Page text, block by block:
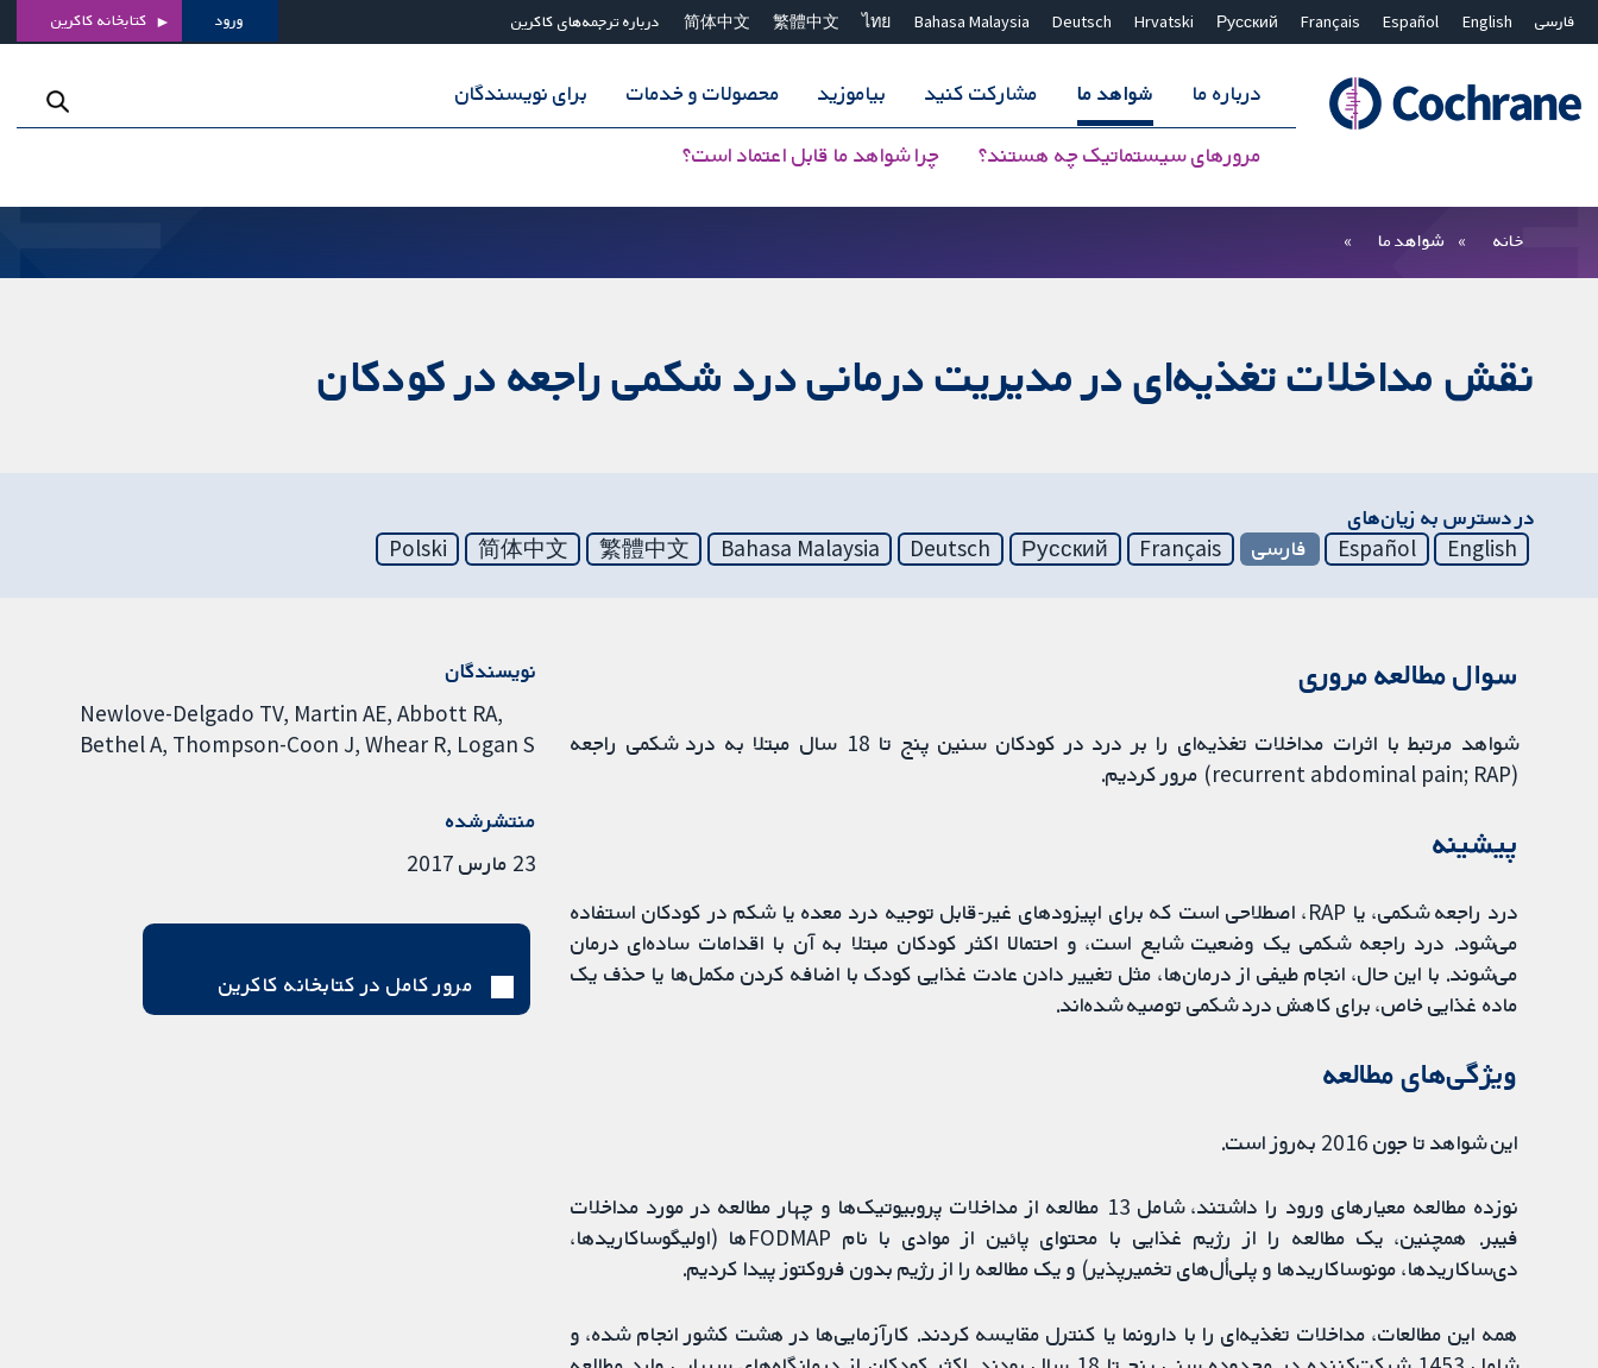
فارسی English
Español
Français
Русский
Hrvatski
Deutsch
Bahasa Malaysia
ไทย
繁體中文
简体中文 درباره ترجمه‌های کاکرین ورود کتابخانه کاکرین
درباره ما شواهد ما
مرورهای سیستماتیک چه هستند؟ چرا شواهد ما قابل اعتماد است؟
مشارکت کنید بیاموزید محصولات و خدمات برای نویسندگان
بستن جستجو ✖
خانه شواهد ما
نقش مداخلات تغذیه‌ای در مدیریت درمانی درد شکمی راجعه در کودکان
در دسترس به زیان‌های
English
Español فارسی Français
Русский
Deutsch
Bahasa Malaysia
繁體中文
简体中文
Polski
سوال مطالعه مروری
شواهد مرتبط با اثرات مداخلات تغذیه‌ای را بر درد در کودکان سنین پنج تا 18 سال مبتلا به درد شکمی راجعه
(recurrent abdominal pain; RAP) مرور کردیم.
پیشینه
درد راجعه شکمی، یا RAP، اصطلاحی است که برای اپیزودهای غیر-قابل توجیه درد معده یا شکم در کودکان استفاده
می‌شود. درد راجعه شکمی یک وضعیت شایع است، و احتمالا اکثر کودکان مبتلا به آن با اقدامات ساده‌ای درمان
می‌شوند. با این حال، انجام طیفی از درمان‌ها، مثل تغییر دادن عادت غذایی کودک با اضافه‌ کردن مکمل‌ها یا حذف یک
ماده غذایی خاص، برای کاهش درد شکمی توصیه شده‌‌اند.
ویژگی‌های مطالعه
این شواهد تا جون 2016 به‌روز است.
نوزده مطالعه معیارهای ورود را داشتند، شامل 13 مطالعه از مداخلات پروبیوتیک‌ها و چهار مطالعه در مورد مداخلات
فیبر. همچنین، یک مطالعه را از رژیم غذایی با محتوای پائین از موادی با نام FODMAPها (اولیگوساکاریدها،
دی‌ساکاریدها، مونوساکاریدها و پلی‌اُل‌های تخمیرپذیر) و یک مطالعه را از رژیم بدون فروکتوز پیدا کردیم.
همه این مطالعات، مداخلات تغذیه‌ای را با دارونما یا کنترل مقایسه کردند. کارآزمایی‌ها در هشت کشور انجام شده،‌ و
نویسندگان
Newlove-Delgado TV Martin AE Abbott RA
Bethel A Thompson-Coon J Whear R Logan S
منتشرشده
23 مارس 2017
مرور کامل در کتابخانه کاکرین